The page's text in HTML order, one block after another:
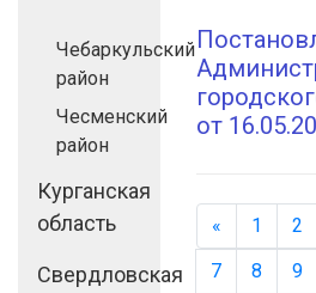
Чебаркульский
район
Чесменский
район
Курганская
область
Свердловская
от
« Назад
1 2
7
8 9